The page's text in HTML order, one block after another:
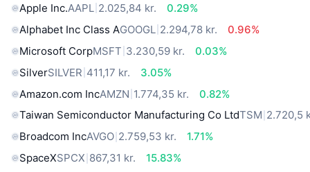
Apple Inc.AAPL 2.025,84 kr.
0.29%
Alphabet Inc Class AGOOGL 2.294,78 kr.
0.96%
Microsoft CorpMSFT 3.230,59 kr.
0.03%
SilverSILVER 411,17 kr.
3.05%
Amazon.com IncAMZN 1.774,35 kr.
0.82%
Taiwan Semiconductor Manufacturing Co LtdTSM 2.720,5
Broadcom IncAVGO 2.759,53 kr.
1.71%
SpaceXSPCX 867,31 kr.
15.83%